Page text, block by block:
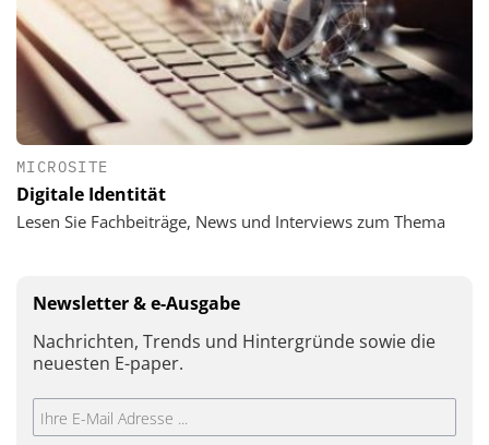
MICROSITE
Digitale Identität
Lesen Sie Fachbeiträge, News und Interviews zum Thema
Newsletter & e-Ausgabe
Nachrichten, Trends und Hintergründe sowie die
neuesten E-paper.